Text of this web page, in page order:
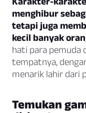
menghibur
tetapi juga
kecil banyak
hati para pemuda
tempatnya,
menarik lahir dari
Temukan